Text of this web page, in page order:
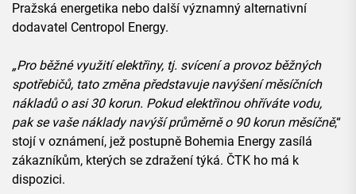
Pražská energetika nebo další významný alternativní
dodavatel Centropol Energy.
„Pro běžné využití elektřiny, tj. svícení a provoz běžných
spotřebičů, tato změna představuje navýšení měsíčních
nákladů o asi 30 korun. Pokud elektřinou ohříváte vodu,
pak se vaše náklady navýší průměrně o 90 korun měsíčně,“
stojí v oznámení, jež postupně Bohemia Energy zasílá
zákazníkům, kterých se zdražení týká. ČTK ho má k
dispozici.